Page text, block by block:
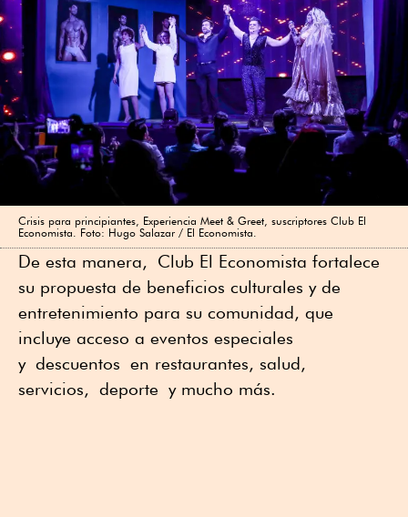
Crisis para principiantes, Experiencia Meet & Greet, suscriptores Club El
Economista. Foto: Hugo Salazar / El Economista.
De esta manera, Club El Economista fortalece
su propuesta de beneficios culturales y de
entretenimiento para su comunidad, que
incluye acceso a eventos especiales
y descuentos en restaurantes, salud,
servicios, deporte y mucho más.